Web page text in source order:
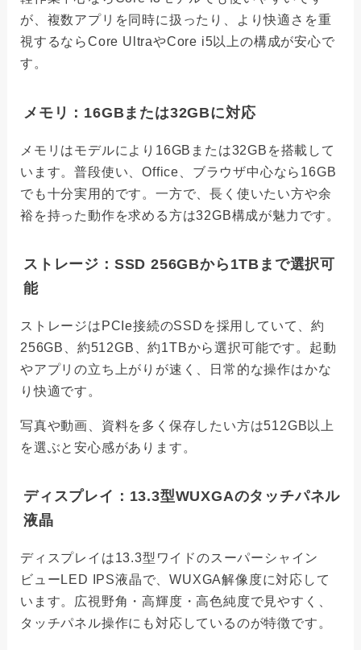
が、複数アプリを同時に扱ったり、より快適さを重
視するならCore UltraやCore i5以上の構成が安心で
す。
メモリ：16GBまたは32GBに対応
メモリはモデルにより16GBまたは32GBを搭載して
います。普段使い、Office、ブラウザ中心なら16GB
でも十分実用的です。一方で、長く使いたい方や余
裕を持った動作を求める方は32GB構成が魅力です。
ストレージ：SSD 256GBから1TBまで選択可
能
ストレージはPCIe接続のSSDを採用していて、約
256GB、約512GB、約1TBから選択可能です。起動
やアプリの立ち上がりが速く、日常的な操作はかな
り快適です。
写真や動画、資料を多く保存したい方は512GB以上
を選ぶと安心感があります。
ディスプレイ：13.3型WUXGAのタッチパネル
液晶
ディスプレイは13.3型ワイドのスーパーシャイン
ビューLED IPS液晶で、WUXGA解像度に対応して
います。広視野角・高輝度・高色純度で見やすく、
タッチパネル操作にも対応しているのが特徴です。